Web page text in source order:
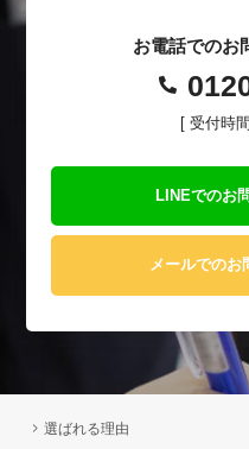
お電話でのお
[ 受付時
LINEでのお
メールでのお
選ばれる理由